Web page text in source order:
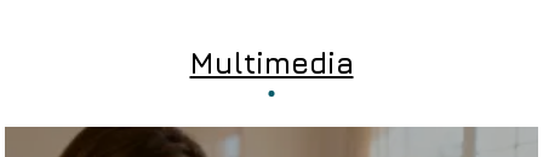
Multimedia